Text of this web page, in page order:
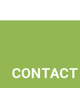
CONTACT